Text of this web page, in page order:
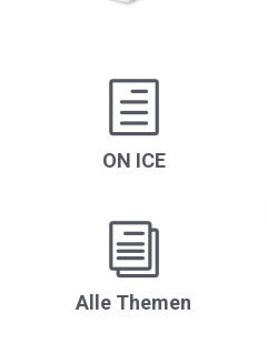
ON ICE
Alle Themen